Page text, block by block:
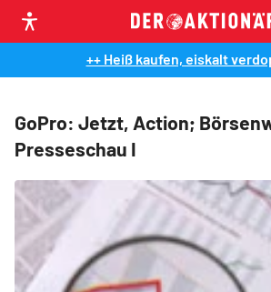
++ Heiß kaufen, eiskalt
GoPro: Jetzt, Action;
Presseschau I